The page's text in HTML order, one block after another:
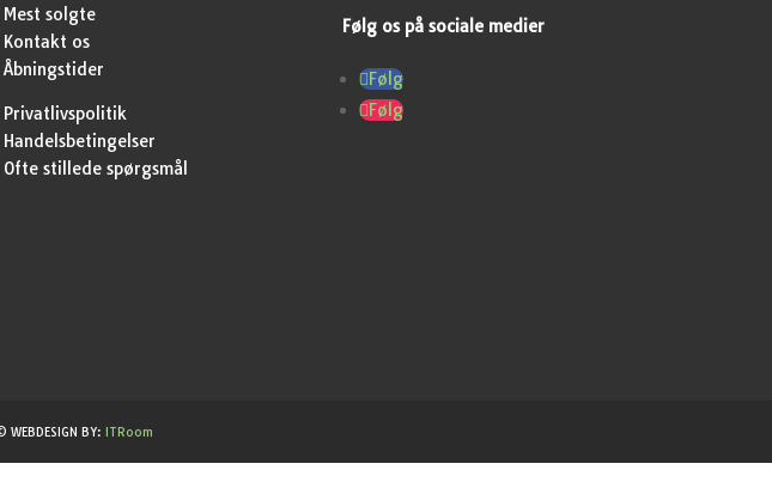
Mest solgte
Kontakt os
Åbningstider
Privatlivspolitik
Handelsbetingelser
Ofte stillede spørgsmål
Følg os på sociale medier
Følg
Følg
BY: ITRoom